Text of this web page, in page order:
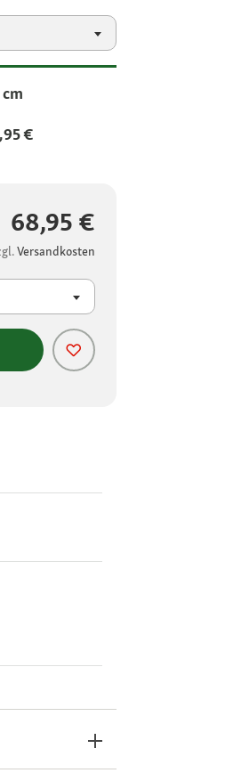
€
68,95 €
Versandkosten